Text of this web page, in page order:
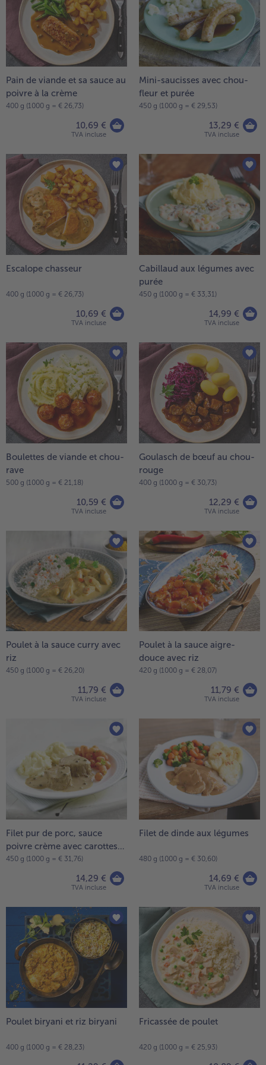
TousVins & Alcools
Ustensiles de cuisine
TousUstensiles de cuisine
Gâteaux & Tartes
TousGâteaux & Tartes
TousBIO
bofrost*free
Tousbofrost*free
High Protein
TousHigh Protein
bofrost*plus.
Tousbofrost*plus.
Alternatives végétale
TousAlternatives végétale
Friteuse à air chaud
TousFriteuse à air chaud
- 5 € à l’achat de 7 menus au choix
liste.
Pain de viande et sa sauce au
poivre à la crème
400 g (1000 g = € 26,73)
10,69 €
TVA incluse
Mini-saucisses avec chou-
fleur et purée
450 g (1000 g = € 29,53)
13,29 €
TVA incluse
Escalope chasseur
400 g (1000 g = € 26,73)
10,69 €
TVA incluse
Cabillaud aux légumes avec
purée
450 g (1000 g = € 33,31)
14,99 €
TVA incluse
Boulettes de viande et chou-
rave
500 g (1000 g = € 21,18)
10,59 €
TVA incluse
Goulasch de bœuf au chou-
rouge
400 g (1000 g = € 30,73)
12,29 €
TVA incluse
Poulet à la sauce curry avec
riz
450 g (1000 g = € 26,20)
11,79 €
TVA incluse
Poulet à la sauce aigre-
douce avec riz
420 g (1000 g = € 28,07)
11,79 €
TVA incluse
Filet pur de porc, sauce
poivre crème avec carottes
et purée
450 g (1000 g = € 31,76)
14,29 €
TVA incluse
Filet de dinde aux légumes
480 g (1000 g = € 30,60)
14,69 €
TVA incluse
Poulet biryani et riz biryani
400 g (1000 g = € 28,23)
Fricassée de poulet
420 g (1000 g = € 25,93)